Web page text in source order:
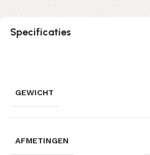
Specificaties
GEWICHT
AFMETINGEN